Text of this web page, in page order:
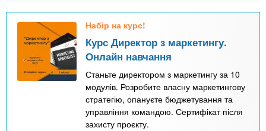
Набір на курс!
Курс Директор з маркетингу.
Онлайн навчання
Станьте директором з маркетингу за 10
модулів. Розробите власну маркетингову
стратегію, опануєте бюджетування та
управління командою. Сертифікат після
захисту проєкту.